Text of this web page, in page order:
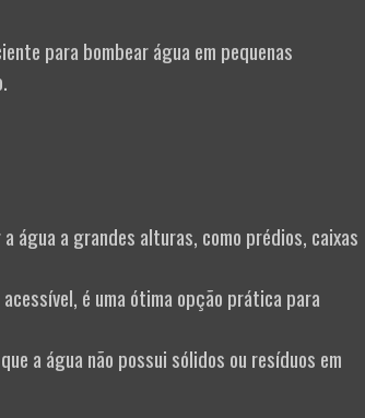
para bombear água em pequenas
água a grandes alturas, como prédios, caixas
é uma ótima opção prática para
a água não possui sólidos ou resíduos em